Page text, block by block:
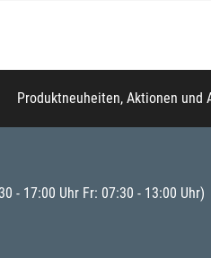
Produktneuheiten, Aktionen und
- 17:00 Uhr Fr: 07:30 - 13:00 Uhr)